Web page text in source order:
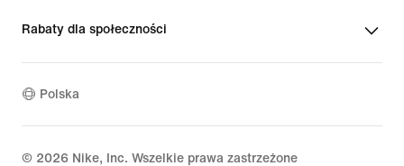
Rabaty dla społeczności
Polska
© 2026 Nike, Inc. Wszelkie prawa zastrzeżone